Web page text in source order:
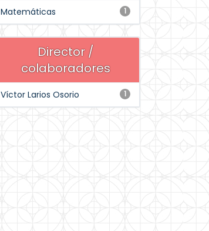
1
Matemáticas
Director /
colaboradores
1
Víctor Larios Osorio